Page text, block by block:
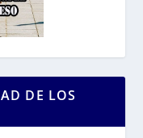
DE LOS